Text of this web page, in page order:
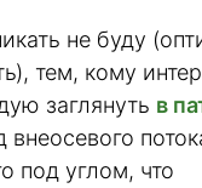
не буду
тем, кому
заглянуть в
внеосевого
под углом, что